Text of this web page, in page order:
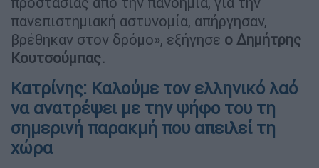
πανεπιστημιακή αστυνομία, απήργησαν,
βρέθηκαν στον δρόμο», εξήγησε ο Δημήτρης
Κουτσούμπας.
Κατρίνης: Καλούμε τον ελληνικό λαό
να ανατρέψει με την ψήφο του τη
σημερινή παρακμή που απειλεί τη
χώρα